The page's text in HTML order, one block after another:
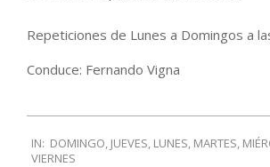
Repeticiones de Lunes a Domingos a
Conduce: Fernando Vigna
11-
IN: DOMINGO, JUEVES, LUNES, MARTES,
VIERNES